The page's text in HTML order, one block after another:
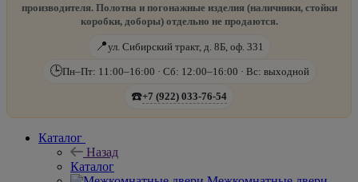
производителя. Полотна и погонажные изделия (наличники, стойки
коробки, доборы) отдельно не продаются.
📍ул. Сибирский тракт, д. 8Б, оф. 331
🕒Пн–Пт: 11:00–16:00 · Сб: 12:00–16:00 · Вс: выходной
☎️+7 (922) 033-76-54
Каталог
Назад
Каталог